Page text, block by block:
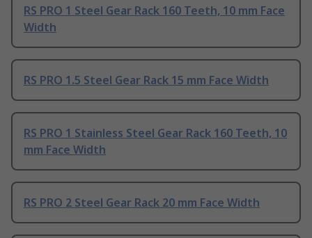
RS PRO 1 Steel Gear Rack 160 Teeth, 10 mm Face
Width
RS PRO 1.5 Steel Gear Rack 15 mm Face Width
RS PRO 1 Stainless Steel Gear Rack 160 Teeth, 10
mm Face Width
RS PRO 2 Steel Gear Rack 20 mm Face Width